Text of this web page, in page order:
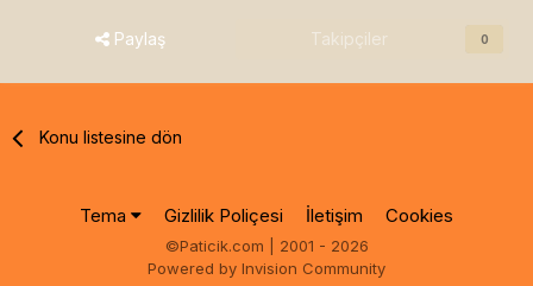
Paylaş Takipçiler 0
Konu listesine dön
Tema Gizlilik Poliçesi İletişim Cookies
©Paticik.com | 2001 - 2026
Powered by Invision Community